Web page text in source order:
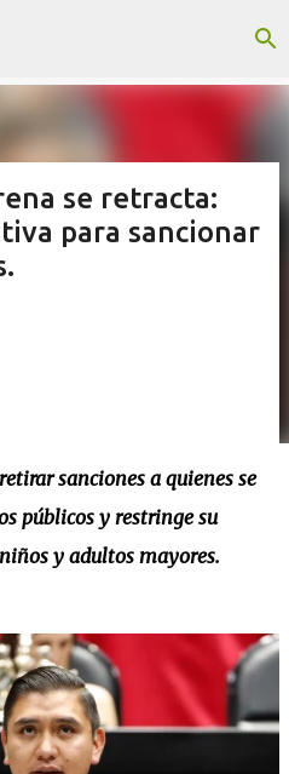
principal
se retracta:
para sancionar
sanciones a quienes se
públicos y restringe su
y adultos mayores.